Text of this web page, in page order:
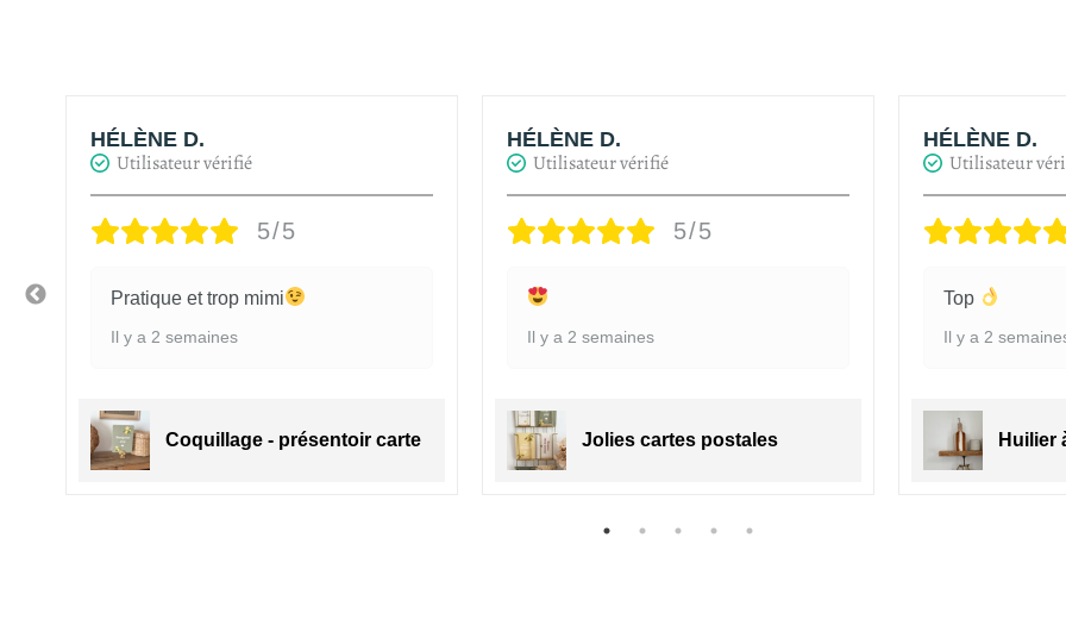
HÉLÈNE D.
Utilisateur vérifié
5/5
Pratique et trop mimi
Il y a 2 semaines
Coquillage - présentoir carte
HÉLÈNE D.
Utilisateur vérifié
5/5
Il y a 2 semaines
Jolies cartes postales
HÉLÈNE D.
Utilisateur
Top
Il y a 2
Huilier